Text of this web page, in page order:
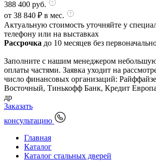
388 400 руб.
от 38 840 ₽ в мес.
Актуальную стоимость уточняйте у
телефону или на выставках
Рассрочка до 10 месяцев без
Заполните с нашим менеджером
оплаты частями. Заявка уходит на
число финансовых организаций:
Восточный, Тинькофф Банк, Кредит
др
Заказать
консультацию
Главная
Каталог
Каталог стальных дверей